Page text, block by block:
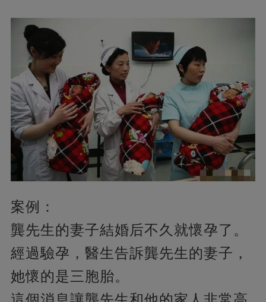
案例：
龔先生的妻子結婚后不久就懷孕了。
經過驗孕，醫生告訴龔先生的妻子，
她懷的是三胞胎。